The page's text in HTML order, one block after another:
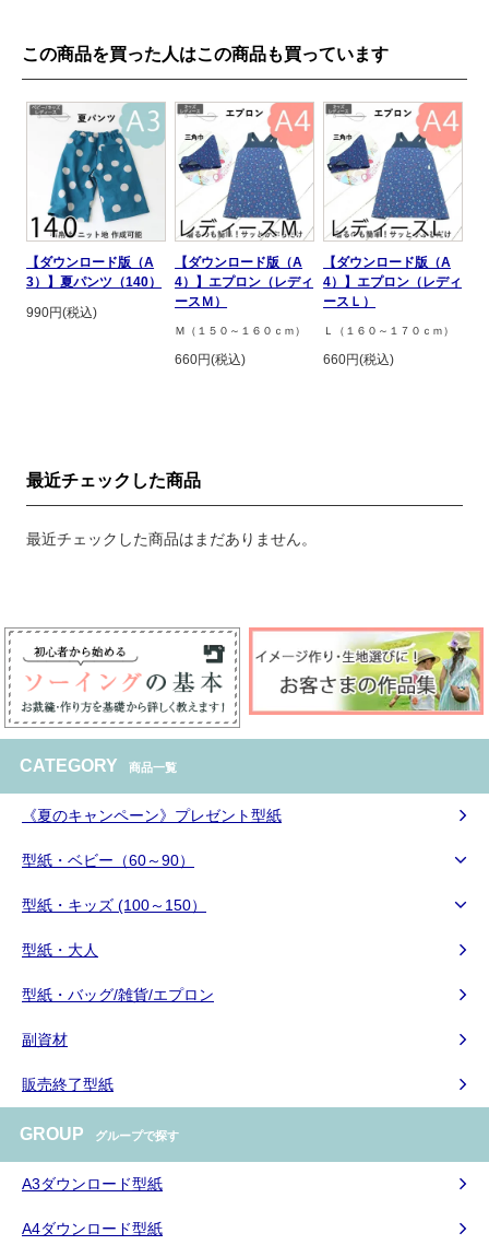
この商品を買った人はこの商品も買っています
【ダウンロード版（A
3）】夏パンツ（140）
990円(税込)
【ダウンロード版（A
4）】エプロン（レディ
ースＭ）
Ｍ（１５０～１６０ｃｍ）
660円(税込)
【ダウンロード版（A
4）】エプロン（レディ
ースＬ）
Ｌ（１６０～１７０ｃｍ）
660円(税込)
最近チェックした商品
最近チェックした商品はまだありません。
CATEGORY 商品一覧
《夏のキャンペーン》プレゼント型紙
型紙・ベビー（60～90）
型紙・キッズ (100～150）
型紙・大人
型紙・バッグ/雑貨/エプロン
副資材
販売終了型紙
GROUP グループで探す
A3ダウンロード型紙
A4ダウンロード型紙